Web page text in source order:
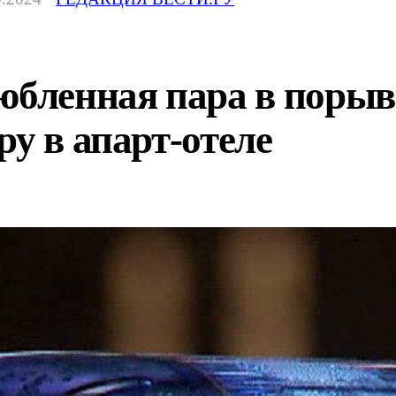
пара в
в апарт-отеле